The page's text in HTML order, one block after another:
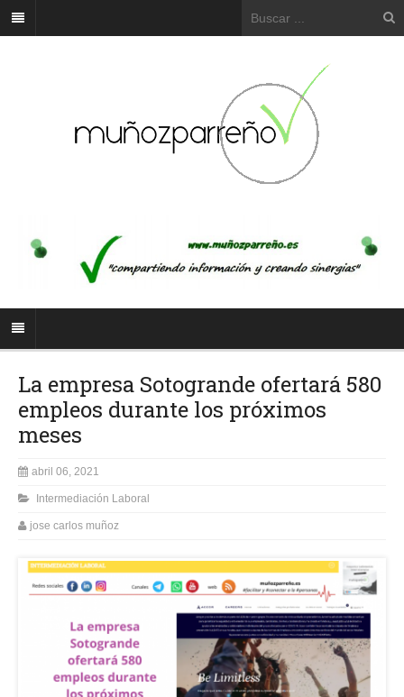
La empresa Sotogrande ofertará 580
empleos durante los próximos
meses
abril 06, 2021
Intermediación Laboral
jose carlos muñoz